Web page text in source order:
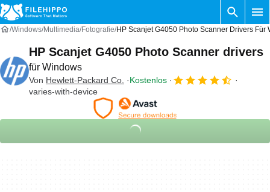
Windows Multimedia Fotografie HP Scanjet G4050 Photo Scanner Drivers Für
HP Scanjet G4050 Photo Scanner drivers
für Windows
Von Hewlett-Packard Co.
Kostenlos
varies-with-device